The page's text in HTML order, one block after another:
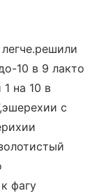
10 в 9 лакто
на 10 в
с
фагу